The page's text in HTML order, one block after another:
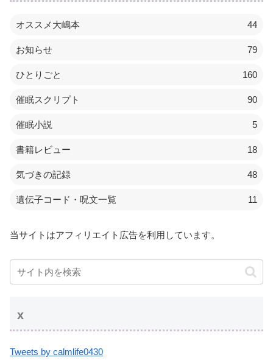
オススメ大嶋本 44
お知らせ 79
ひとりごと 160
催眠スクリプト 90
催眠小説 5
書籍レビュー 18
気づきの記録 48
遺伝子コード・呪文一覧 11
当サイトはアフィリエイト広告を利用しています。
x
Tweets by calmlife0430